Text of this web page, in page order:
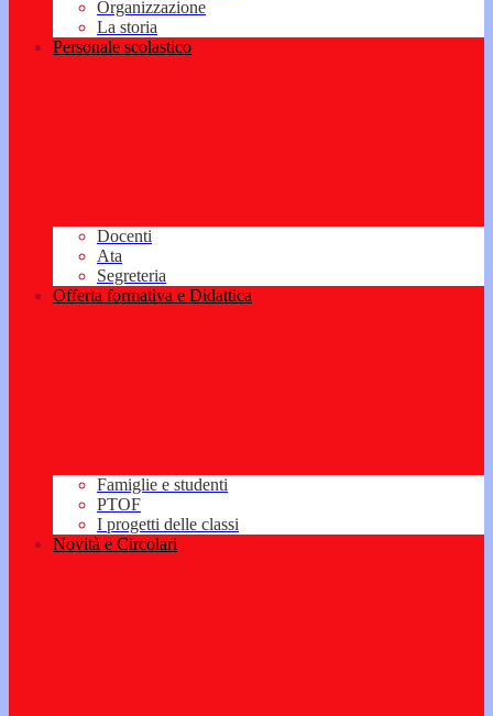
Organizzazione
La storia
Personale scolastico
Docenti
Ata
Segreteria
Offerta formativa e Didattica
Famiglie e studenti
PTOF
I progetti delle classi
Novità e Circolari